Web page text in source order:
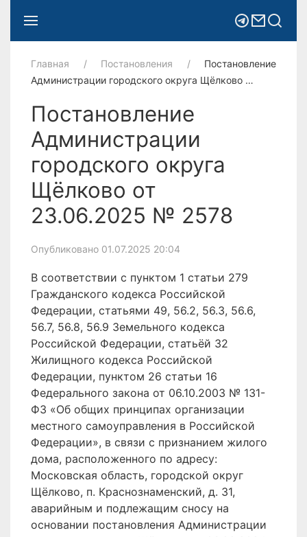
Главная Постановления
Постановление
Администрации городского округа Щёлково …
Постановление
Администрации
городского округа
Щёлково от
23.06.2025 № 2578
Опубликовано 01.07.2025 20:04
В соответствии с пунктом 1 статьи 279
Гражданского кодекса Российской
Федерации, статьями 49, 56.2, 56.3, 56.6,
56.7, 56.8, 56.9 Земельного кодекса
Российской Федерации, статьёй 32
Жилищного кодекса Российской
Федерации, пунктом 26 статьи 16
Федерального закона от 06.10.2003 № 131-
ФЗ «Об общих принципах организации
местного самоуправления в Российской
Федерации», в связи с признанием жилого
дома, расположенного по адресу:
Московская область, городской округ
Щёлково, п. Краснознаменский, д. 31,
аварийным и подлежащим сносу на
основании постановления Администрации